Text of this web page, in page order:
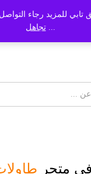
للمزيد رجاء
...تجاهل
متجر